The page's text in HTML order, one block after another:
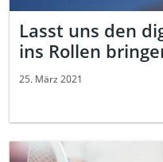
Lasst uns den
ins Rollen
25. März 2021